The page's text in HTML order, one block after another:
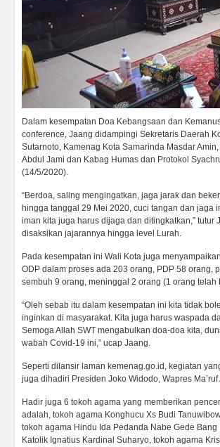
Dalam kesempatan Doa Kebangsaan dan
conference, Jaang didampingi Sekretaris Daerah
Sutarnoto, Kamenag Kota Samarinda Masdar
Abdul Jami dan Kabag Humas dan Protokol
(14/5/2020).
“Berdoa, saling mengingatkan, jaga jarak dan
hingga tanggal 29 Mei 2020, cuci tangan dan jaga
iman kita juga harus dijaga dan ditingkatkan,”
disaksikan jajarannya hingga level Lurah.
Pada kesempatan ini Wali Kota juga
ODP dalam proses ada 203 orang, PDP 58 orang,
sembuh 9 orang, meninggal 2 orang (1 orang
“Oleh sebab itu dalam kesempatan ini kita tidak
inginkan di masyarakat. Kita juga harus waspada
Semoga Allah SWT mengabulkan doa-doa kita,
wabah Covid-19 ini,” ucap Jaang.
Seperti dilansir laman kemenag.go.id, kegiatan
juga dihadiri Presiden Joko Widodo, Wapres
Hadir juga 6 tokoh agama yang memberikan
adalah, tokoh agama Konghucu Xs Budi
tokoh agama Hindu Ida Pedanda Nabe Gede
Katolik Ignatius Kardinal Suharyo, tokoh agama